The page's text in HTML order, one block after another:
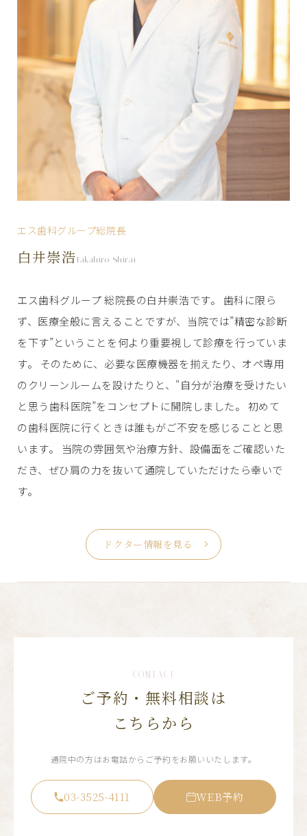
エス歯科グループ総院長
白井崇浩 Takahiro Shirai
エス歯科グループ 総院長の白井崇浩です。 歯科に限ら
ず、医療全般に言えることですが、当院では”精密な診断
を下す”ということを何より重要視して診療を行っていま
す。 そのために、必要な医療機器を揃えたり、オペ専用
のクリーンルームを設けたりと、"自分が治療を受けたい
と思う歯科医院”をコンセプトに開院しました。 初めて
の歯科医院に行くときは誰もがご不安を感じることと思
います。 当院の雰囲気や治療方針、設備面をご確認いた
だき、ぜひ肩の力を抜いて通院していただけたら幸いで
す。
ドクター情報を見る
CONTACT
ご予約・無料相談は
こちらから
通院中の方はお電話からご予約をお願いいたします。
03-3525-4111 WEB予約